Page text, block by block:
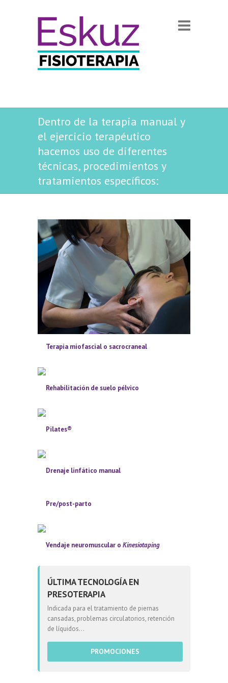
Dentro de la terapia manual y
el ejercicio terapéutico
hacemos uso de diferentes
técnicas, procedimientos y
tratamientos específicos:
Terapia miofascial o sacrocraneal
Rehabilitación de suelo pélvico
Pilates®
Drenaje linfático manual
Pre/post-parto
Vendaje neuromuscular o Kinesiotaping
ÚLTIMA TECNOLOGÍA EN
PRESOTERAPIA
Indicada para el tratamiento de piernas
cansadas, problemas circulatorios, retención
de líquidos...
PROMOCIONES